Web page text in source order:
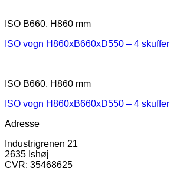
ISO B660, H860 mm
ISO vogn H860xB660xD550 – 4 skuffer
ISO B660, H860 mm
ISO vogn H860xB660xD550 – 4 skuffer
Adresse
Industrigrenen 21
2635 Ishøj
CVR: 35468625